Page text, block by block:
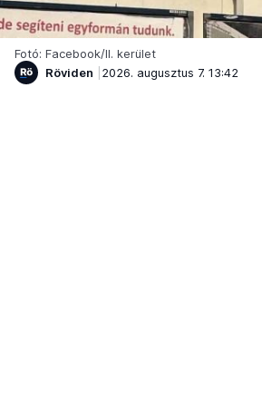
Fotó: Facebook/II. kerület
Röviden
2026. augusztus 7. 13:42